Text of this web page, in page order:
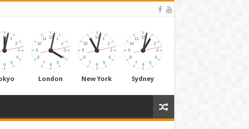
London New York Sydney